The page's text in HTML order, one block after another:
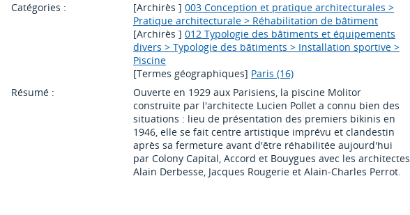
Catégories :
[Archirès ]003 Conception et pratique architecturales >
Pratique architecturale > Réhabilitation de bâtiment
[Archirès ]012 Typologie des bâtiments et équipements
divers > Typologie des bâtiments > Installation sportive >
Piscine
[Termes géographiques] Paris (16)
Résumé :
Ouverte en 1929 aux Parisiens, la piscine Molitor
construite par l'architecte Lucien Pollet a connu bien des
situations : lieu de présentation des premiers bikinis en
1946, elle se fait centre artistique imprévu et clandestin
après sa fermeture avant d'être réhabilitée aujourd'hui
par Colony Capital, Accord et Bouygues avec les architectes
Alain Derbesse, Jacques Rougerie et Alain-Charles Perrot.